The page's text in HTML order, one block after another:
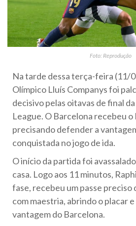
Foto: Reprodução
Na tarde dessa terça-feira (11/
Olímpico Lluís Companys foi
decisivo pelas oitavas de final
League. O Barcelona recebeu o
precisando defender a
conquistada no jogo de ida.
O início da partida foi
casa. Logo aos 11 minutos,
fase, recebeu um passe preciso
com maestria, abrindo o placar
vantagem do Barcelona.